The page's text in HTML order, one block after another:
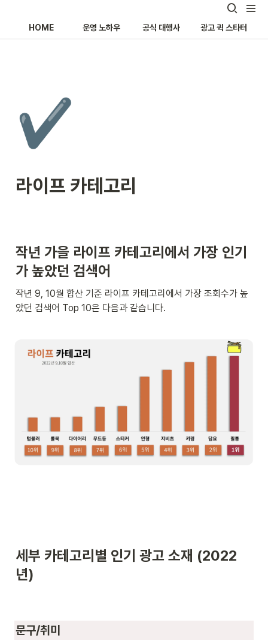
HOME 운영 노하우 공식 대행사 광고 퀵 스타터
✔️
라이프 카테고리
작년 가을 라이프 카테고리에서 가장 인기
가 높았던 검색어
작년 9, 10월 합산 기준 라이프 카테고리에서 가장 조회수가 높
았던 검색어 Top 10은 다음과 같습니다.
세부 카테고리별 인기 광고 소재 (2022
년)
문구/취미